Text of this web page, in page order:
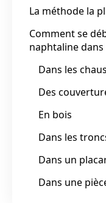
La méthode la
Comment se
naphtaline
Dans les
Des
En bois
Dans les
Dans un
Dans une